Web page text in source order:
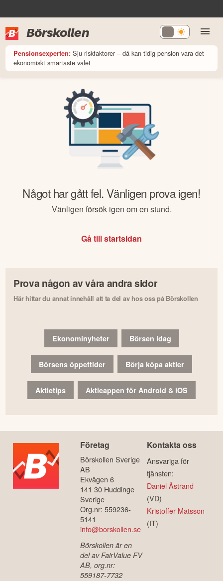
Börskollen
Pensionsexperten: Sju riskfaktorer – då kan tidig pension vara det
ekonomiskt smartaste valet
Något har gått fel. Vänligen prova igen!
Vänligen försök igen om en stund.
Gå till startsidan
Prova någon av våra andra sidor
Här hittar du annat innehåll att ta del av hos oss på Börskollen
Ekonominyheter Börsen idag
Börsens öppettider Börja köpa aktier
Aktietips Aktieappen för Android & iOS
Företag
Börskollen Sverige
AB
Ekvägen 6
141 30 Huddinge
Sverige
Org.nr: 559236-
5141
info@borskollen.se
Börskollen är en
del av FairValue FV
AB, org.nr:
559187-7732
Kontakta oss
Ansvariga för
tjänsten:
Daniel Åstrand
(VD)
Kristoffer Matsson
(IT)